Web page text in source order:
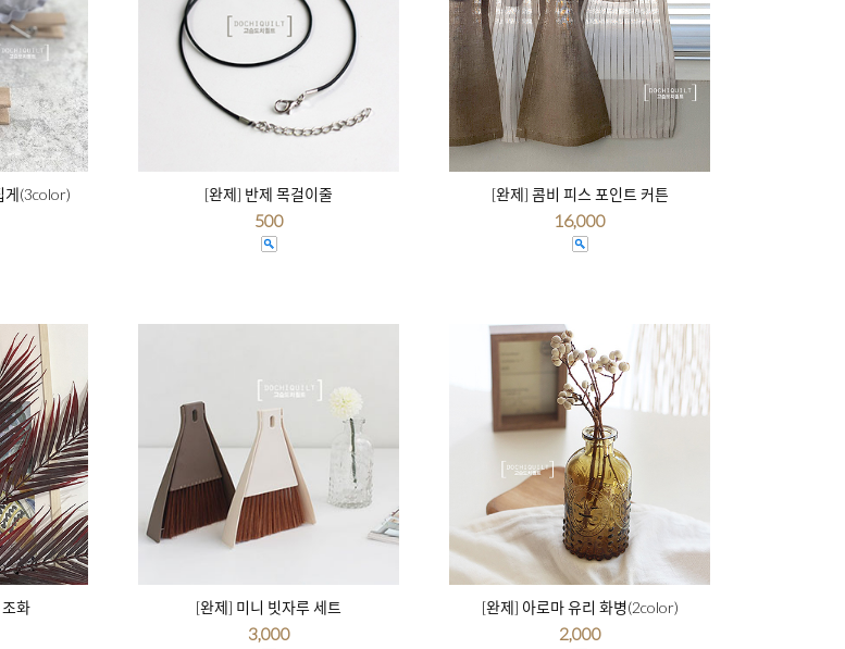
게(3color) [완제] 반제 목걸이줄
500
[완제] 콤비 피스 포인트 커튼
16,000
화 [완제] 미니 빗자루 세트
3,000
[완제] 아로마 유리 화병(2color)
2,000